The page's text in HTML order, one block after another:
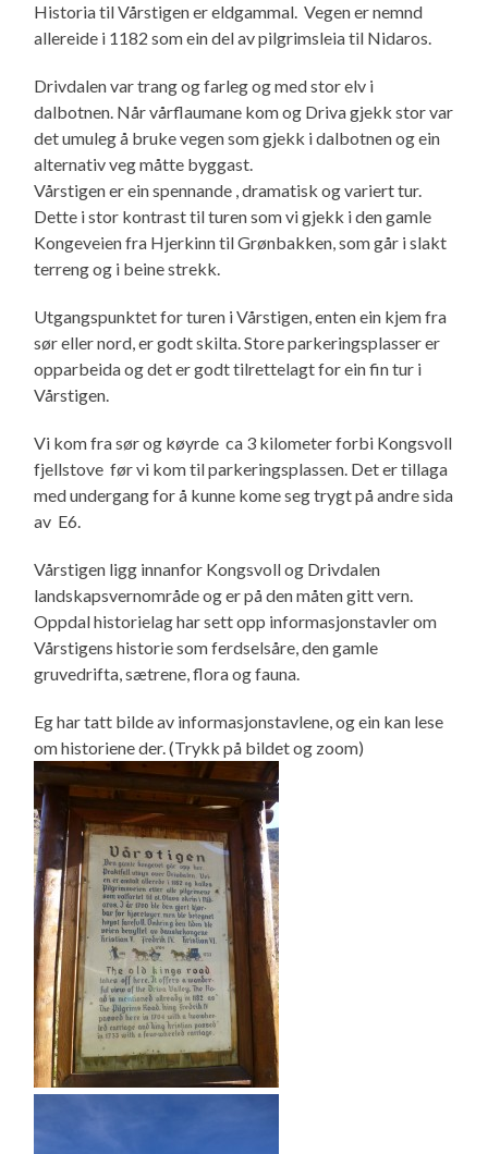
Historia til Vårstigen er eldgammal. Vegen er nemnd
allereide i 1182 som ein del av pilgrimsleia til Nidaros.
Drivdalen var trang og farleg og med stor elv i
dalbotnen. Når vårflaumane kom og Driva gjekk stor var
det umuleg å bruke vegen som gjekk i dalbotnen og ein
alternativ veg måtte byggast.
Vårstigen er ein spennande , dramatisk og variert tur.
Dette i stor kontrast til turen som vi gjekk i den gamle
Kongeveien fra Hjerkinn til Grønbakken, som går i slakt
terreng og i beine strekk.
Utgangspunktet for turen i Vårstigen, enten ein kjem fra
sør eller nord, er godt skilta. Store parkeringsplasser er
opparbeida og det er godt tilrettelagt for ein fin tur i
Vårstigen.
Vi kom fra sør og køyrde ca 3 kilometer forbi Kongsvoll
fjellstove før vi kom til parkeringsplassen. Det er tillaga
med undergang for å kunne kome seg trygt på andre sida
av E6.
Vårstigen ligg innanfor Kongsvoll og Drivdalen
landskapsvernområde og er på den måten gitt vern.
Oppdal historielag har sett opp informasjonstavler om
Vårstigens historie som ferdselsåre, den gamle
gruvedrifta, sætrene, flora og fauna.
Eg har tatt bilde av informasjonstavlene, og ein kan lese
om historiene der. (Trykk på bildet og zoom)